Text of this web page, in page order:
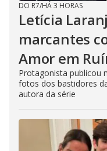
DO R7/HÁ 3 HORAS
Letícia
marcantes
Amor em
Protagonista publicou
fotos dos bastidores
autora da série